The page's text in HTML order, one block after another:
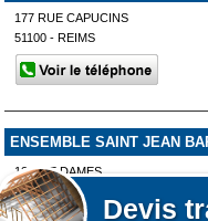
Devis
177 RUE CAPUCINS
51100 - REIMS
ENSEMBLE SAINT JEAN
12 RUE DAMES
51300 - VITRY-LE-FRANÇOIS
Lors de votre visite sur notre site